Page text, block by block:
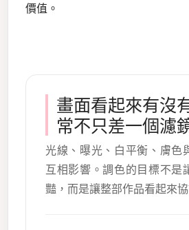
價值。
畫面看起來有沒
常不只差一個濾
光線、曝光、白平衡、膚色
互相影響。調色的目標不是
豔，而是讓整部作品看起來協